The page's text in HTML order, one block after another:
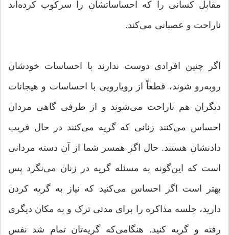
مقابل کسانی را که احساساتشان را سرکوب کرده‌اند
ناراحت و عصبانی می‌کند.
اگر چنین افرادی دوست ندارند با احساسات خودشان
روبه‌رو شوند، قطعاً از رویارویی با احساسات و هیجانات
دیگران هم ناراحت می‌شوند و از طرفی گاهی مردان
احساس می‌کنند زنانی که گریه می‌کنند در حال فریب
دادنشان هستند. حال اگر همسر شما از آن دسته مردانی
است که این‌گونه به مسئله گریه در زنان می‌نگرد پس
بهتر است اگر احساس می‌کنید که نیاز به گریه کردن
دارید، جلسه مذاکره را برای مدتی ترک و به مکان دیگری
رفته و گریه کنید. هنگامی‌که گریه‌تان تمام شد نفس